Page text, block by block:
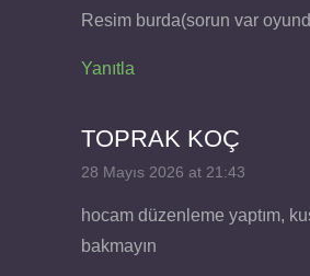
Resim burda(sorun var
Yanıtla
TOPRAK KOÇ
28 Mayıs 2026 at 21:43
hocam düzenleme yaptım,
bakmayın